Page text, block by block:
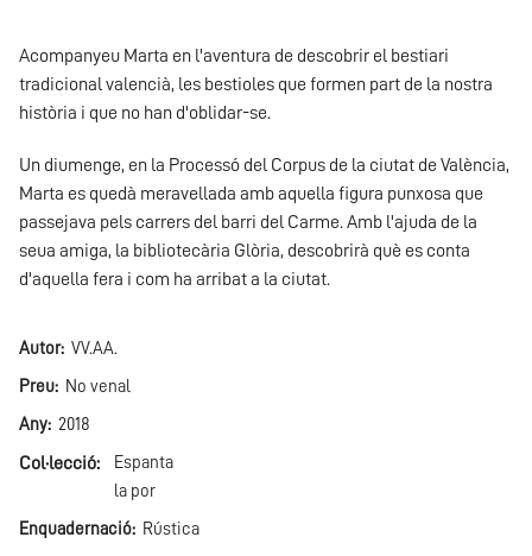
Acompanyeu Marta en l'aventura de descobrir el bestiari
tradicional valencià, les bestioles que formen part de la nostra
història i que no han d'oblidar-se.
Un diumenge, en la Processó del Corpus de la ciutat de València,
Marta es quedà meravellada amb aquella figura punxosa que
passejava pels carrers del barri del Carme. Amb l'ajuda de la
seua amiga, la bibliotecària Glòria, descobrirà què es conta
d'aquella fera i com ha arribat a la ciutat.
Autor VV.AA.
Preu No venal
Any 2018
Col·lecció
Espanta
la por
Enquadernació Rústica